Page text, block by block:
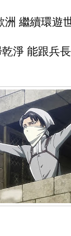
洲 繼續環遊
淨 能跟兵